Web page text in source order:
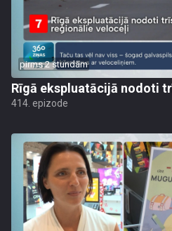
pirms 2 stundām
Rīgā ekspluatācijā nodoti
414. epizode